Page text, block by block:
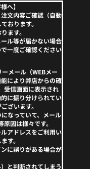
へ】
文内容ご確認（自動
おります。
ます。
ル等が届かない場合
一度ご確認ください
メール（WEBメー
により弊店からの確
受信画面に表示され
に振り分けられてい
ざいます。
なっていて、メール
因は様々です。
アドレスをご利用い
す。
に誤りがある場合が
と判断されてしまう